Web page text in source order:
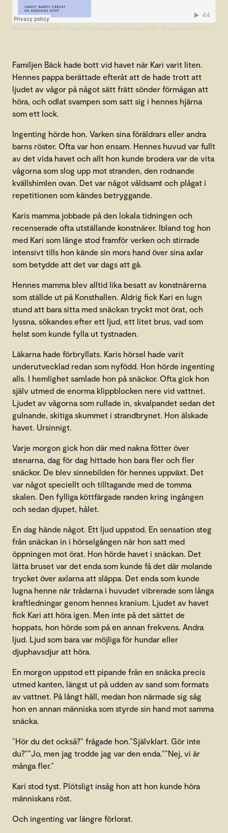
Göteborgs Konsthall Sandy Harry Ceesay (En snäckas röst) – Qalam tolkar Nina Bondeson
Familjen Bäck hade bott vid havet när Kari varit liten.
Hennes pappa berättade efteråt att de hade trott att
ljudet av vågor på något sätt frätt sönder förmågan att
höra, och odlat svampen som satt sig i hennes hjärna
som ett lock.
Ingenting hörde hon. Varken sina föräldrars eller andra
barns röster. Ofta var hon ensam. Hennes huvud var fullt
av det vida havet och allt hon kunde brodera var de vita
vågorna som slog upp mot stranden, den rodnande
kvällshimlen ovan. Det var något våldsamt och plågat i
repetitionen som kändes betryggande.
Karis mamma jobbade på den lokala tidningen och
recenserade ofta utställande konstnärer. Ibland tog hon
med Kari som länge stod framför verken och stirrade
intensivt tills hon kände sin mors hand över sina axlar
som betydde att det var dags att gå.
Hennes mamma blev alltid lika besatt av konstnärerna
som ställde ut på Konsthallen. Aldrig fick Kari en lugn
stund att bara sitta med snäckan tryckt mot örat, och
lyssna, sökandes efter ett ljud, ett litet brus, vad som
helst som kunde fylla ut tystnaden.
Läkarna hade förbryllats. Karis hörsel hade varit
underutvecklad redan som nyfödd. Hon hörde ingenting
alls. I hemlighet samlade hon på snäckor. Ofta gick hon
själv utmed de enorma klippblocken nere vid vattnet.
Ljudet av vågorna som rullade in, skvalpandet sedan det
gulnande, skitiga skummet i strandbrynet. Hon älskade
havet. Ursinnigt.
Varje morgon gick hon där med nakna fötter över
stenarna, dag för dag hittade hon bara fler och fler
snäckor. De blev sinnebilden för hennes uppväxt. Det
var något speciellt och tilltagande med de tomma
skalen. Den fylliga köttfärgade randen kring ingången
och sedan djupet, hålet.
En dag hände något. Ett ljud uppstod. En sensation steg
från snäckan in i hörselgången när hon satt med
öppningen mot örat. Hon hörde havet i snäckan. Det
lätta bruset var det enda som kunde få det där molande
trycket över axlarna att släppa. Det enda som kunde
lugna henne när trådarna i huvudet vibrerade som långa
kraftledningar genom hennes kranium. Ljudet av havet
fick Kari att höra igen. Men inte på det sättet de
hoppats, hon hörde som på en annan frekvens. Andra
ljud. Ljud som bara var möjliga för hundar eller
djuphavsdjur att höra.
En morgon uppstod ett pipande från en snäcka precis
utmed kanten, längst ut på udden av sand som formats
av vattnet. På långt håll, medan hon närmade sig såg
hon en annan människa som styrde sin hand mot samma
snäcka.
”Hör du det också?” frågade hon.”Självklart. Gör inte
du?””Jo, men jag trodde jag var den enda.””Nej, vi är
många fler.”
Kari stod tyst. Plötsligt insåg hon att hon kunde höra
människans röst.
Och ingenting var längre förlorat.